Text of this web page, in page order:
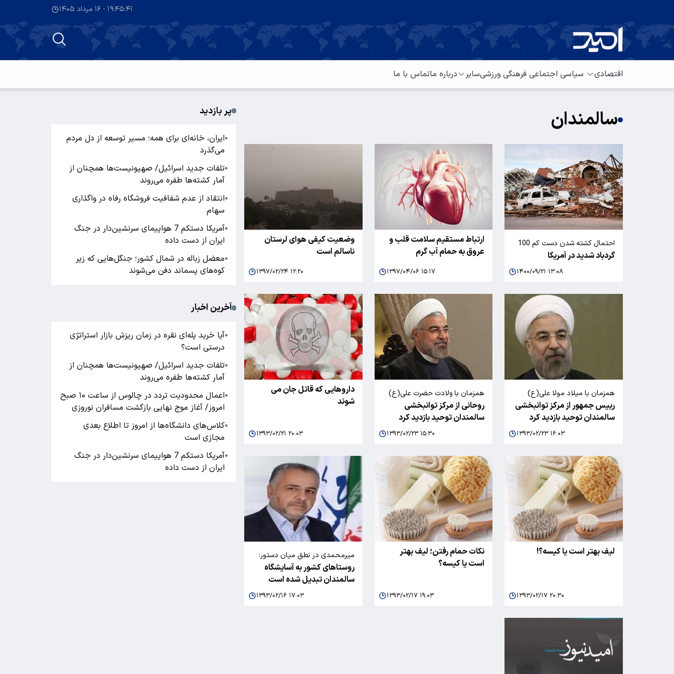
۱۹:۴۵:۴۲ - ۱۶ مرداد ۱۴۰۵
اقتصادی سیاسی اجتماعی فرهنگی ورزشیسایر درباره ماتماس با ما
سالمندان
احتمال کشته شدن دست کم 100
نفر در پی گردبادهای غرب میانه
گردباد شدید در آمریکا
۱۴۰۰/۰۹/۲۱ ۱۳:۰۸
ارتباط مستقیم سلامت قلب و
عروق به حمام آب گرم
۱۳۹۷/۰۴/۰۶ ۱۵:۱۷
وضعیت کیفی هوای لرستان
ناسالم است
۱۳۹۷/۰۲/۲۴ ۱۲:۲۰
همزمان با میلاد مولا علی(ع)
رییس جمهور از مرکز توانبخشی
سالمندان توحید بازدید کرد
۱۳۹۳/۰۲/۲۳ ۱۶:۰۳
همزمان با ولادت حضرت علی(ع)
روحانی از مرکز توانبخشی
سالمندان توحید بازدید کرد
۱۳۹۳/۰۲/۲۳ ۱۵:۳۰
داروهایی که قاتل جان می
شوند
۱۳۹۳/۰۲/۲۱ ۲۰:۰۳
لیف بهتر است یا کیسه؟!
۱۳۹۳/۰۲/۱۷ ۲۰:۳۰
نکات حمام رفتن؛ لیف بهتر
است یا کیسه؟
۱۳۹۳/۰۲/۱۷ ۱۹:۰۳
میرمحمدی در نطق میان دستور:
روستاهای کشور به آسایشگاه
سالمندان تبدیل شده است
۱۳۹۳/۰۲/۱۶ ۱۷:۰۳
پر بازدید
●ایران، خانه‌ای برای همه؛ مسیر توسعه از دل مردم
می‌گذرد
●تلفات جدید اسرائیل/ صهیونیست‌ها همچنان از
آمار کشته‌ها طفره می‌روند
●انتقاد از عدم شفافیت فروشگاه رفاه در واگذاری
سهام
●
آمریکا دستکم 7 هواپیمای سرنشین‌دار در جنگ
ایران از دست داده
●معضل زباله در شمال کشور؛ جنگل‌هایی که زیر
کوه‌های پسماند دفن می‌شوند
آخرین اخبار
●آیا خرید پله‌ای نقره در زمان ریزش بازار استراتژی
درستی است؟
●تلفات جدید اسرائیل/ صهیونیست‌ها همچنان از
آمار کشته‌ها طفره می‌روند
●
اعمال محدودیت تردد در چالوس از ساعت ۱۰ صبح
امروز/ آغاز موج نهایی بازگشت مسافران نوروزی
●کلاس‌های دانشگاه‌ها از امروز تا اطلاع بعدی
مجازی است
●
آمریکا دستکم 7 هواپیمای سرنشین‌دار در جنگ
ایران از دست داده